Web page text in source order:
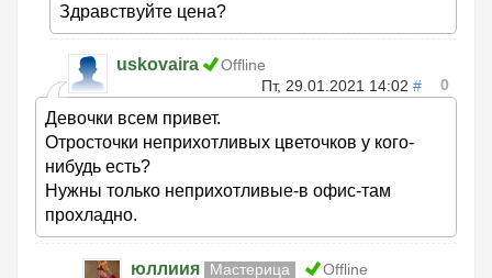
Здравствуйте цена?
uskovaira
Offline
Пт, 29.01.2021 14:02 # 0
Девочки всем привет.
Отросточки неприхотливых цветочков у кого-
нибудь есть?
Нужны только неприхотливые-в офис-там
прохладно.
юллиия Мастерица Offline